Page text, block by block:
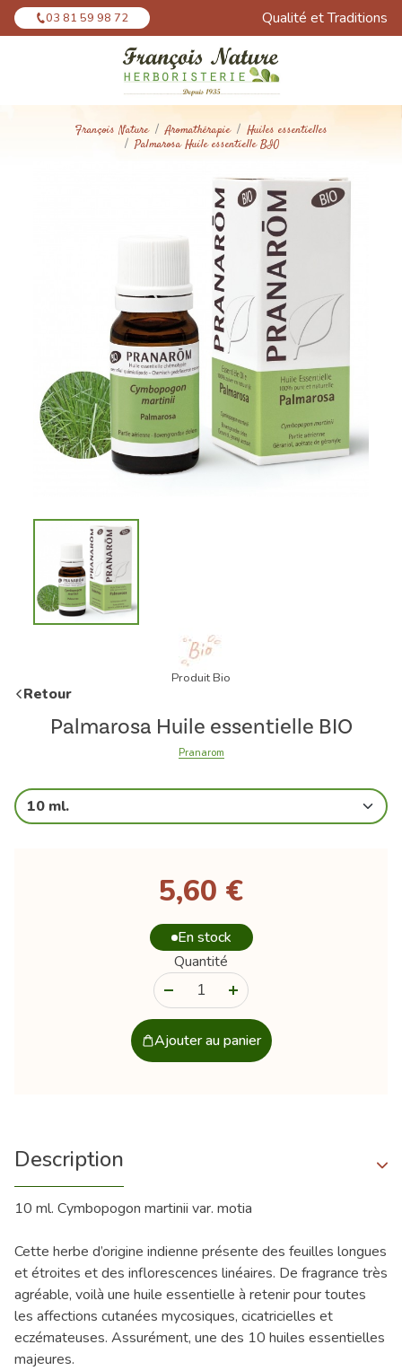
03 81 59 98 72 Qualité et Traditions
François Nature Aromathérapie
Huiles essentielles
Palmarosa Huile essentielle BIO
Produit Bio
Retour
Palmarosa Huile essentielle BIO
Pranarom
10 ml.
5,60 €
En stock
Quantité
Ajouter au panier
Description
10 ml. Cymbopogon martinii var. motia
Cette herbe d’origine indienne présente des feuilles longues
et étroites et des inflorescences linéaires. De fragrance très
agréable, voilà une huile essentielle à retenir pour toutes
les affections cutanées mycosiques, cicatricielles et
eczémateuses. Assurément, une des 10 huiles essentielles
majeures.
Panneau de gestion des cookies